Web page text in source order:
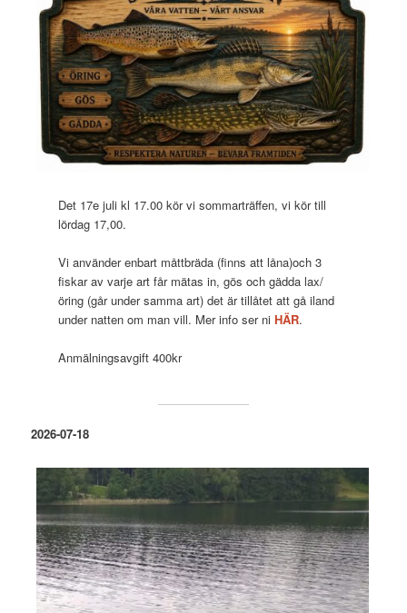
Det 17e juli kl 17.00 kör vi sommarträffen, vi kör till
lördag 17,00.
Vi använder enbart måttbräda (finns att låna)och 3
fiskar av varje art får mätas in, gös och gädda lax/
öring (går under samma art) det är tillåtet att gå iland
under natten om man vill. Mer info ser niHÄR.
Anmälningsavgift 400kr
2026-07-18